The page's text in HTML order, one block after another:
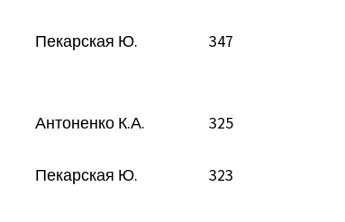
Пекарская Ю. 347
Антоненко К.А. 325
Пекарская Ю. 323